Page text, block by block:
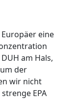
eine
am Hals,
der
wir nicht
EPA